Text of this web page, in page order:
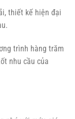
thiết kế hiện đại
trình hàng trăm
nhu cầu của